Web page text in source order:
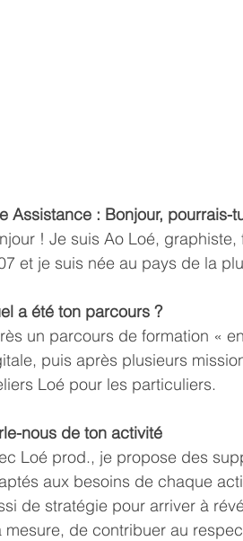
Assistance : Bonjour, pourrais-
! Je suis Ao Loé,
et je suis née au pays de la
a été ton parcours ?
un parcours de formation «
puis après plusieurs
Loé pour les particuliers.
nous de ton activité
Loé prod., je propose des
aux besoins de chaque
de stratégie pour arriver à
mesure, de contribuer au